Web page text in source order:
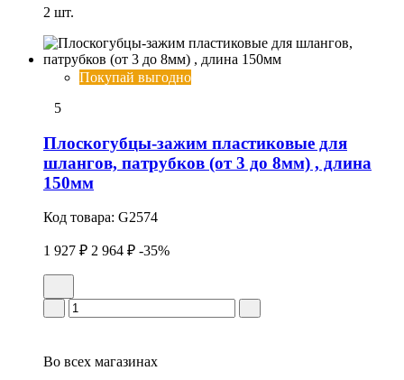
2 шт.
Покупай выгодно
5
Плоскогубцы-зажим пластиковые для
шлангов, патрубков (от 3 до 8мм) , длина
150мм
Код товара: G2574
1 927 ₽ 2 964 ₽ -35%
Во всех магазинах